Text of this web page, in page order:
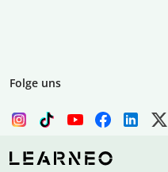
Folge uns